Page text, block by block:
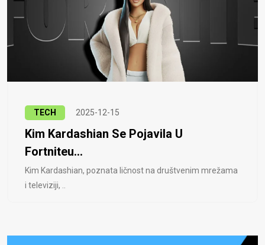
TECH 2025-12-15
Kim Kardashian Se Pojavila U
Fortniteu...
Kim Kardashian, poznata ličnost na društvenim mrežama
i televiziji, ..